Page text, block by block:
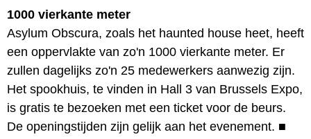
1000 vierkante meter
Asylum Obscura, zoals het haunted house heet, heeft
een oppervlakte van zo'n 1000 vierkante meter. Er
zullen dagelijks zo'n 25 medewerkers aanwezig zijn.
Het spookhuis, te vinden in Hall 3 van Brussels Expo,
is gratis te bezoeken met een ticket voor de beurs.
De openingstijden zijn gelijk aan het evenement. ■